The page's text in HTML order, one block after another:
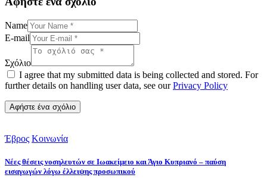
Name
E-mail
Σχόλιο
I agree that my submitted data is being collected and stored. For
further details on handling user data, see ourPrivacy Policy
Έβρος Κοινωνία
Νέες θέσεις νοσηλευτών σε Ιωακείμειο και Άγιο Κυπριανό – παύση
εισαγωγών λόγω έλλειψης προσωπικού